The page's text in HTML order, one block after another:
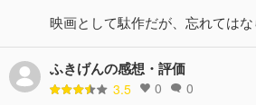
映画として駄作だが、忘れてはな
ふきげんの感想・評価
3.5 0 0